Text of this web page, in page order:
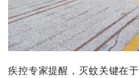
疾控专家提醒，灭蚊关键在